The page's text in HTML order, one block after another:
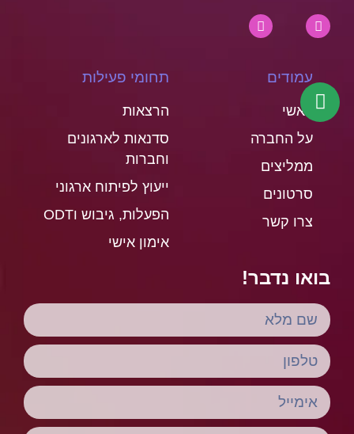
עמודים
ראשי
על החברה
ממליצים
סרטונים
צרו קשר
תחומי פעילות
הרצאות
סדנאות לארגונים
וחברות
ייעוץ לפיתוח ארגוני
הפעלות, גיבוש וODT
אימון אישי
בואו נדבר!